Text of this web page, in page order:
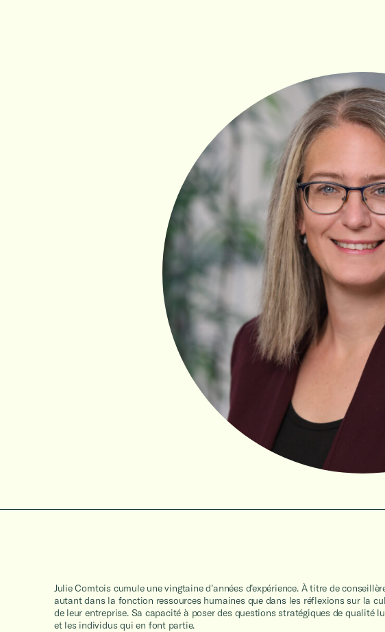
Julie Comtois cumule une vingtaine d’années d’expérience. À titre de
autant dans la fonction ressources humaines que dans les réflexions sur la
de leur entreprise. Sa capacité à poser des questions stratégiques de qualité
et les individus qui en font partie.